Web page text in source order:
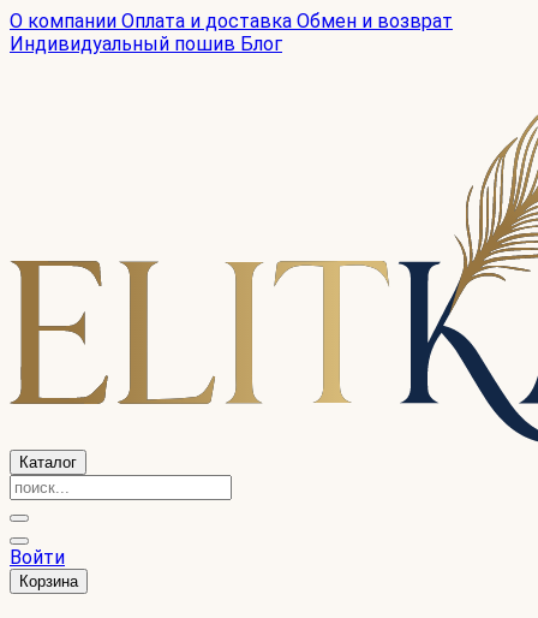
О компании Оплата и доставка Обмен и возврат
Индивидуальный пошив Блог
Каталог
Войти
Корзина